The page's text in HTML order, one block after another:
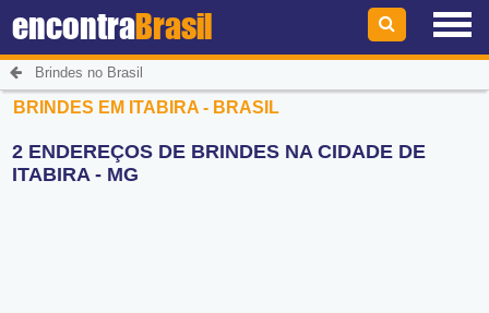
encontraBrasil
Brindes no Brasil
BRINDES EM ITABIRA - BRASIL
2 ENDEREÇOS DE BRINDES NA CIDADE DE
ITABIRA - MG